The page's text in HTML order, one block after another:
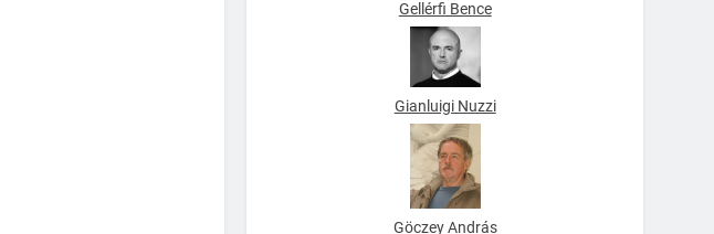
Gellérfi Bence
Gianluigi Nuzzi